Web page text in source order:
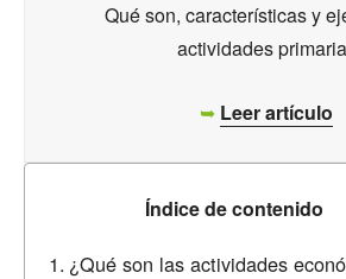
Qué son, características y
actividades
➥ Leer artículo
Índice de contenido
¿Qué son las actividades